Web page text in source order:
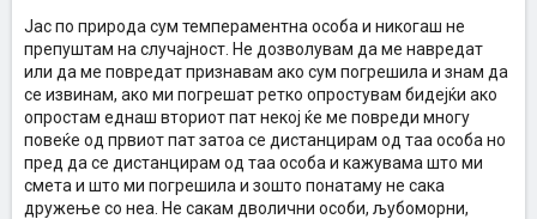
Јас по природа сум темпераментна особа и никогаш не
препуштам на случајност. Не дозволувам да ме навредат
или да ме повредат признавам ако сум погрешила и знам да
се извинам, ако ми погрешат ретко опростувам бидејќи ако
опростам еднаш вториот пат некој ќе ме повреди многу
повеќе од првиот пат затоа се дистанцирам од таа особа но
пред да се дистанцирам од таа особа и кажувама што ми
смета и што ми погрешила и зошто понатаму не сака
дружење со неа. Не сакам дволични особи, љубоморни,